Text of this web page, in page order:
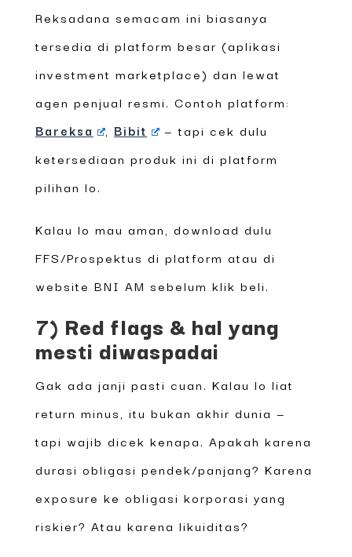
Reksadana semacam ini biasanya
tersedia di platform besar (aplikasi
investment marketplace) dan lewat
agen penjual resmi. Contoh platform:
Bareksa
Bibit
— tapi cek dulu
ketersediaan produk ini di platform
pilihan lo.
Kalau lo mau aman, download dulu
FFS/Prospektus di platform atau di
website BNI AM sebelum klik beli.
7) Red flags & hal yang
mesti diwaspadai
Gak ada janji pasti cuan. Kalau lo liat
return minus, itu bukan akhir dunia —
tapi wajib dicek kenapa. Apakah karena
durasi obligasi pendek/panjang? Karena
exposure ke obligasi korporasi yang
riskier? Atau karena likuiditas?